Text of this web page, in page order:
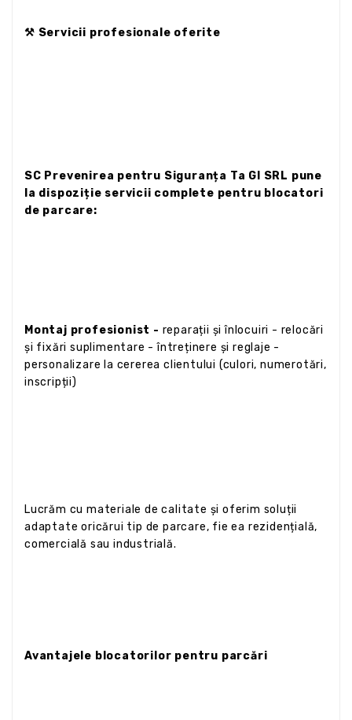
⚒️ Servicii profesionale oferite
SC Prevenirea pentru Siguranța Ta GI SRL pune
la dispoziție servicii complete pentru blocatori
de parcare:
Montaj profesionist - reparații și înlocuiri - relocări
și fixări suplimentare - întreținere și reglaje -
personalizare la cererea clientului (culori, numerotări,
inscripții)
Lucrăm cu materiale de calitate și oferim soluții
adaptate oricărui tip de parcare, fie ea rezidențială,
comercială sau industrială.
Avantajele blocatorilor pentru parcări